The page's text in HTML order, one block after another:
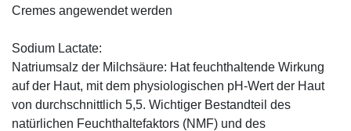
Cremes angewendet werden
Sodium Lactate:
Natriumsalz der Milchsäure: Hat feuchthaltende Wirkung
auf der Haut, mit dem physiologischen pH-Wert der Haut
von durchschnittlich 5,5. Wichtiger Bestandteil des
natürlichen Feuchthaltefaktors (NMF) und des